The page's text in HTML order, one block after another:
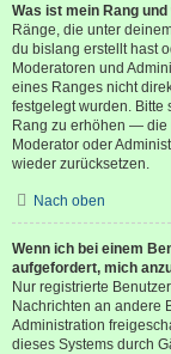
Was ist mein Rang
Ränge, die unter
du bislang erstellt hast
Moderatoren und
eines Ranges nicht
festgelegt wurden. Bitte
Rang zu erhöhen — die
Moderator oder
wieder zurücksetzen.
Nach oben
Wenn ich bei einem
aufgefordert, mich
Nur registrierte
Nachrichten an andere
Administration
dieses Systems durch